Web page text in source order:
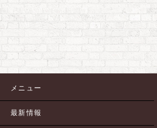
メニュー
最新情報